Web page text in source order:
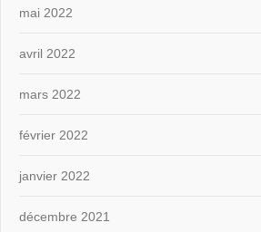
mai 2022
avril 2022
mars 2022
février 2022
janvier 2022
décembre 2021